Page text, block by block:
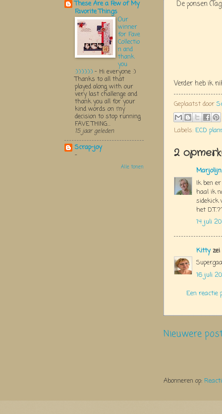
De ponsen
Verder heb ik
Geplaatst door
Labels: ECD
2
Ik ben
haal ik
sidekick
het
14 juli
Kittyzei
16 juli
Een reactie
Nieuwere
Abonneren op:
These Are a Few of My
Favorite Things
Our
winner
for Fave
Collectio
n and
thank
you
:):):):):):) - Hi everyone :)
Thanks to all that
played along with our
very last challenge and
thank you all for your
kind words on my
decision to stop running
FAVE THING...
15 jaar geleden
Scrap-joy
-
Alle tonen